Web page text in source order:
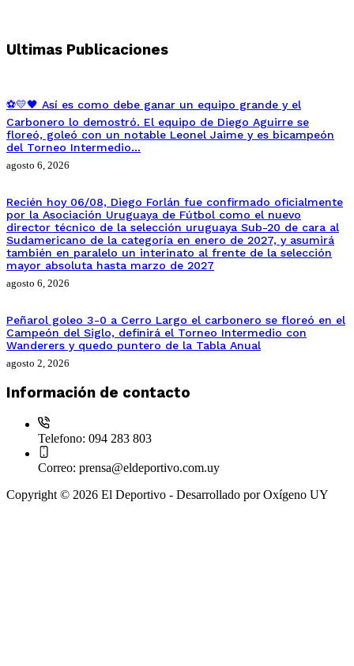
Ultimas Publicaciones
⚽💛🖤 Así es como debe ganar un equipo grande y el
Carbonero lo demostró. El equipo de Diego Aguirre se
floreó, goleó con un notable Leonel Jaime y es bicampeón
del Torneo Intermedio…
agosto 6, 2026
Recién hoy 06/08, Diego Forlán fue confirmado oficialmente
por la Asociación Uruguaya de Fútbol como el nuevo
director técnico de la selección uruguaya Sub-20 de cara al
Sudamericano de la categoría en enero de 2027, y asumirá
también en paralelo un interinato al frente de la selección
mayor absoluta hasta marzo de 2027
agosto 6, 2026
Peñarol goleo 3-0 a Cerro Largo el carbonero se floreó en el
Campeón del Siglo, definirá el Torneo Intermedio con
Wanderers y quedo puntero de la Tabla Anual
agosto 2, 2026
Información de contacto
Telefono: 094 283 803
Correo: prensa@eldeportivo.com.uy
Copyright © 2026 El Deportivo - Desarrollado por Oxígeno UY